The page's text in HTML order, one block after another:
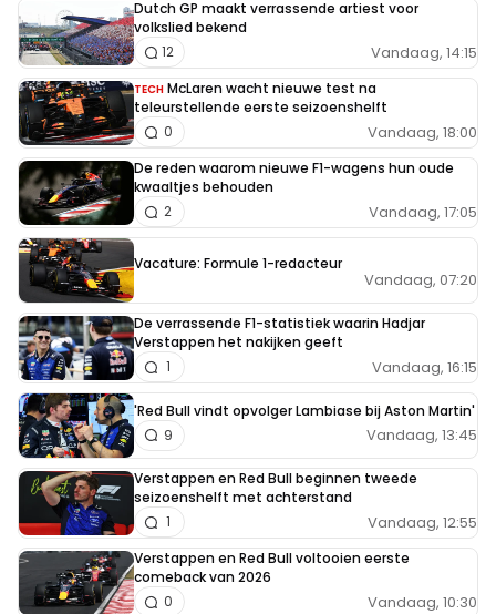
Dutch GP maakt verrassende artiest voor
volkslied bekend
Vandaag, 14:15
12
TECH McLaren wacht nieuwe test na
teleurstellende eerste seizoenshelft
Vandaag, 18:00
0
De reden waarom nieuwe F1-wagens hun oude
kwaaltjes behouden
Vandaag, 17:05
2
Vacature: Formule 1-redacteur
Vandaag, 07:20
De verrassende F1-statistiek waarin Hadjar
Verstappen het nakijken geeft
Vandaag, 16:15
1
'Red Bull vindt opvolger Lambiase bij Aston Martin'
Vandaag, 13:45
9
Verstappen en Red Bull beginnen tweede
seizoenshelft met achterstand
Vandaag, 12:55
1
Verstappen en Red Bull voltooien eerste
comeback van 2026
Vandaag, 10:30
0